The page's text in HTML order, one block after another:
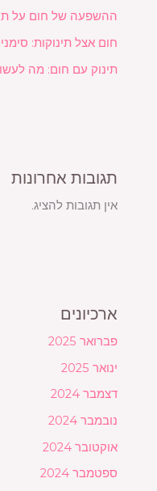
ההשפעה של חום על
חום אצל תינוקות:
תינוק עם חום: מה
תגובות אחרונות
אין תגובות להציג.
ארכיונים
פברואר 2025
ינואר 2025
דצמבר 2024
נובמבר 2024
אוקטובר 2024
ספטמבר 2024